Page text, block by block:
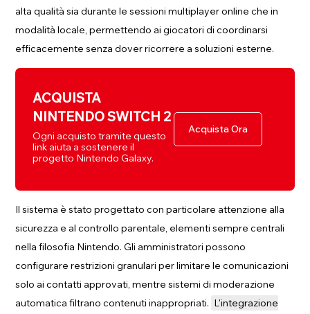
alta qualità sia durante le sessioni multiplayer online che in
modalità locale, permettendo ai giocatori di coordinarsi
efficacemente senza dover ricorrere a soluzioni esterne.
ACQUISTA
NINTENDO SWITCH 2
Ogni acquisto tramite questo
link aiuta a sostenere il
progetto Nintendo Galaxy.
Acquista Ora
Il sistema è stato progettato con particolare attenzione alla
sicurezza e al controllo parentale, elementi sempre centrali
nella filosofia Nintendo. Gli amministratori possono
configurare restrizioni granulari per limitare le comunicazioni
solo ai contatti approvati, mentre sistemi di moderazione
automatica filtrano contenuti inappropriati. L'integrazione